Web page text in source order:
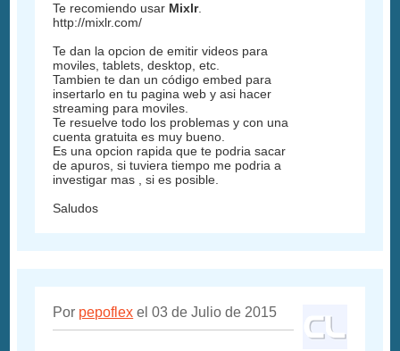
Te recomiendo usar Mixlr.
http://mixlr.com/
Te dan la opcion de emitir videos para
moviles, tablets, desktop, etc.
Tambien te dan un código embed para
insertarlo en tu pagina web y asi hacer
streaming para moviles.
Te resuelve todo los problemas y con una
cuenta gratuita es muy bueno.
Es una opcion rapida que te podria sacar
de apuros, si tuviera tiempo me podria a
investigar mas , si es posible.
Saludos
Por pepoflex el 03 de Julio de 2015